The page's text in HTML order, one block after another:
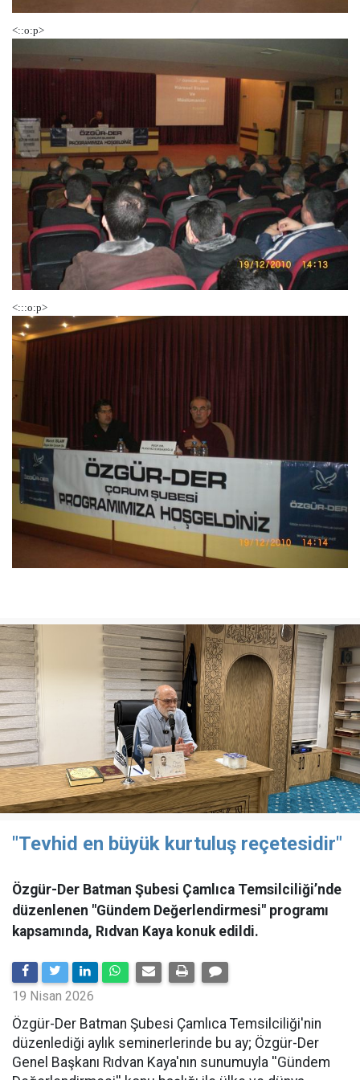
<::o:p>
<:::o:p>
"Tevhid en büyük kurtuluş reçetesidir"
Özgür-Der Batman Şubesi Çamlıca Temsilciliği’nde
düzenlenen "Gündem Değerlendirmesi" programı
kapsamında, Rıdvan Kaya konuk edildi.
19 Nisan 2026
​Özgür-Der Batman Şubesi Çamlıca Temsilciliği'nin
düzenlediği aylık seminerlerinde bu ay; Özgür-Der
Genel Başkanı Rıdvan Kaya'nın sunumuyla ''Gündem